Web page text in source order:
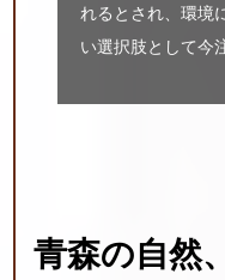
れるとされ、環境
い選択肢として今
青森の自然、